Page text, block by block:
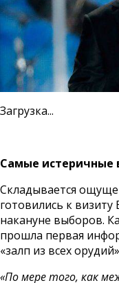
Загрузка...
Самые истеричные
Складывается
готовились к
накануне выборов.
прошла первая
«залп из всех
«По мере того, как